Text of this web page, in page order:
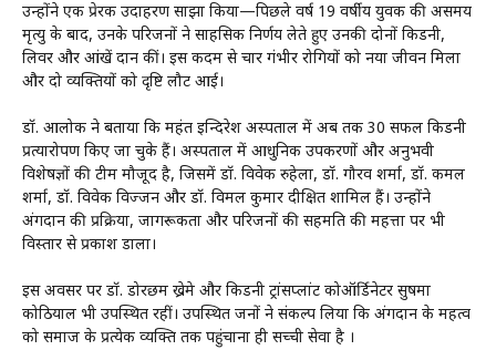
उन्होंने एक प्रेरक उदाहरण साझा किया—पिछले वर्ष 19 वर्षीय युवक की असमय
मृत्यु के बाद, उनके परिजनों ने साहसिक निर्णय लेते हुए उनकी दोनों किडनी,
लिवर और आंखें दान कीं। इस कदम से चार गंभीर रोगियों को नया जीवन मिला
और दो व्यक्तियों को दृष्टि लौट आई।
डॉ. आलोक ने बताया कि महंत इन्दिरेश अस्पताल में अब तक 30 सफल किडनी
प्रत्यारोपण किए जा चुके हैं। अस्पताल में आधुनिक उपकरणों और अनुभवी
विशेषज्ञों की टीम मौजूद है, जिसमें डॉ. विवेक रुहेला, डॉ. गौरव शर्मा, डॉ. कमल
शर्मा, डॉ. विवेक विज्जन और डॉ. विमल कुमार दीक्षित शामिल हैं। उन्होंने
अंगदान की प्रक्रिया, जागरूकता और परिजनों की सहमति की महत्ता पर भी
विस्तार से प्रकाश डाला।
इस अवसर पर डॉ. डोरछम ख्रेमे और किडनी ट्रांसप्लांट कोऑर्डिनेटर सुषमा
कोठियाल भी उपस्थित रहीं। उपस्थित जनों ने संकल्प लिया कि अंगदान के महत्व
को समाज के प्रत्येक व्यक्ति तक पहुंचाना ही सच्ची सेवा है ।